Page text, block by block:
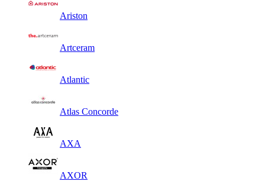
Ariston
Artceram
Atlantic
Atlas Concorde
AXA
AXOR